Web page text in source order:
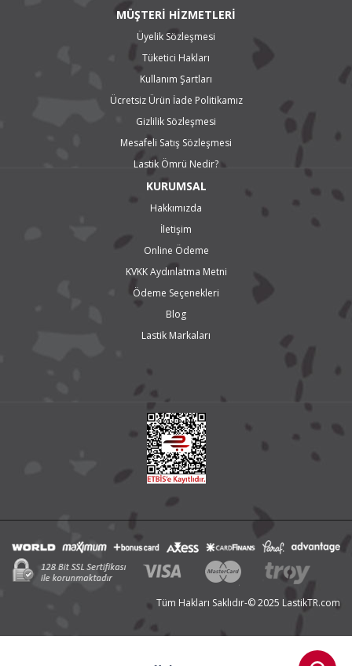
MÜŞTERİ HİZMETLERİ
Üyelik Sözleşmesi
Tüketici Hakları
Kullanım Şartları
Ücretsiz Ürün İade Politikamız
Gizlilik Sözleşmesi
Mesafeli Satış Sözleşmesi
Lastik Ömrü Nedir?
KURUMSAL
Hakkımızda
İletişim
Online Ödeme
KVKK Aydınlatma Metni
Ödeme Seçenekleri
Blog
Lastik Markaları
Tüm Hakları Saklıdır-© 2025 LastikTR.com